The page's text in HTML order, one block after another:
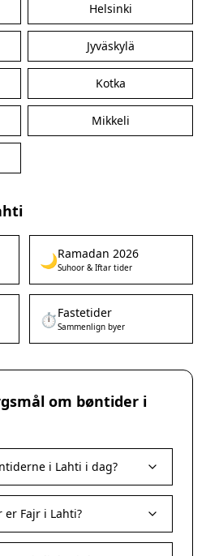
Helsinki
Jyväskylä
Kotka
Mikkeli
🌙Ramadan 2026
Suhoor & Iftar tider
⏱️Fastetider
Sammenlign byer
om bøntider i
i Lahti i dag?
er Fajr i Lahti?